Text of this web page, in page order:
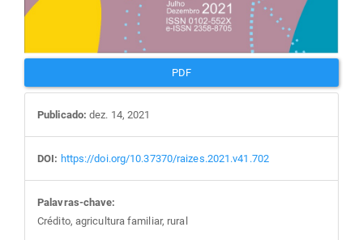
PDF
Publicado: dez. 14, 2021
DOI: https://doi.org/10.37370/raizes.2021.v41.702
Palavras-chave:
Crédito, agricultura familiar, rural